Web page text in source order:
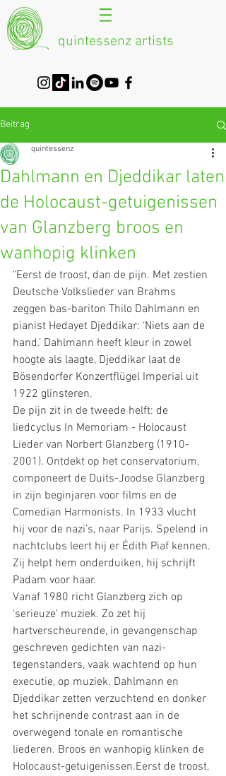
quintessenz artists
Beitrag
Dahlmann en Djeddikar laten
de Holocaust-getuigenissen
van Glanzberg broos en
wanhopig klinken
quintessenz
"Eerst de troost, dan de pijn. Met zestien
Deutsche Volkslieder van Brahms
zeggen bas-bariton Thilo Dahlmann en
pianist Hedayet Djeddikar: ‘Niets aan de
hand.’ Dahlmann heeft kleur in zowel
hoogte als laagte, Djeddikar laat de
Bösendorfer Konzertflügel Imperial uit
1922 glinsteren.
De pijn zit in de tweede helft: de
liedcyclus In Memoriam - Holocaust
Lieder van Norbert Glanzberg (1910-
2001). Ontdekt op het conservatorium,
componeert de Duits-Joodse Glanzberg
in zijn beginjaren voor films en de
Comedian Harmonists. In 1933 vlucht
hij voor de nazi’s, naar Parijs. Spelend in
nachtclubs leert hij er Édith Piaf kennen.
Zij helpt hem onderduiken, hij schrijft
Padam voor haar.
Vanaf 1980 richt Glanzberg zich op
‘serieuze’ muziek. Zo zet hij
hartverscheurende, in gevangenschap
geschreven gedichten van nazi-
tegenstanders, vaak wachtend op hun
executie, op muziek. Dahlmann en
Djeddikar zetten verzuchtend en donker
het schrijnende contrast aan in de
overwegend tonale en romantische
liederen. Broos en wanhopig klinken de
Holocaust-getuigenissen.Eerst de troost,